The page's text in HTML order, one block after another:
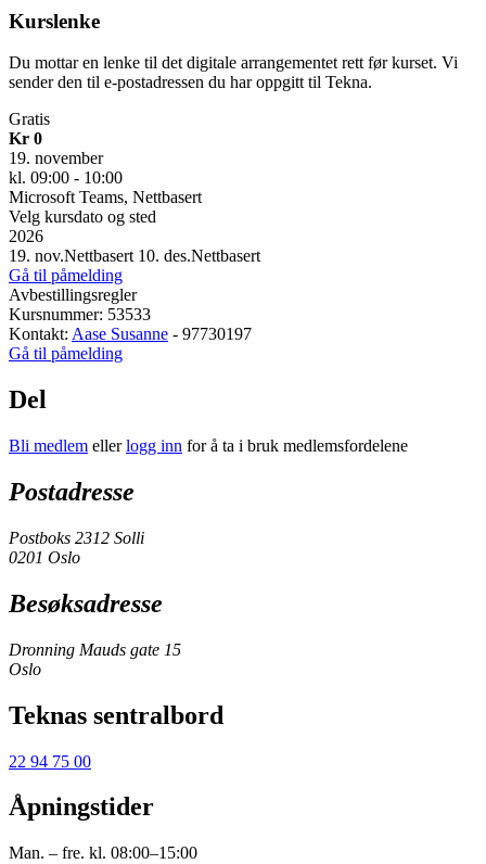
Kurslenke
Du mottar en lenke til det digitale arrangementet rett før kurset. Vi
sender den til e-postadressen du har oppgitt til Tekna.
Gratis
Kr 0
19. november
kl. 09:00 - 10:00
Microsoft Teams, Nettbasert
Velg kursdato og sted
2026
19. nov.Nettbasert 10. des.Nettbasert
Gå til påmelding
Avbestillingsregler
Kursnummer: 53533
Kontakt: Aase Susanne - 97730197
Gå til påmelding
Del
Bli medlem ellerlogg inn for å ta i bruk medlemsfordelene
Postadresse
Postboks 2312 Solli
0201 Oslo
Besøksadresse
Dronning Mauds gate 15
Oslo
Teknas sentralbord
22 94 75 00
Åpningstider
Man. – fre. kl. 08:00–15:00